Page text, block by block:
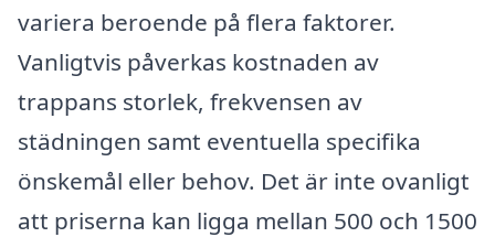
variera beroende på flera faktorer.
Vanligtvis påverkas kostnaden av
trappans storlek, frekvensen av
städningen samt eventuella specifika
önskemål eller behov. Det är inte ovanligt
att priserna kan ligga mellan 500 och 1500